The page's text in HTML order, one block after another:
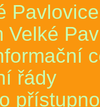
Pavlovice
Velké
řády